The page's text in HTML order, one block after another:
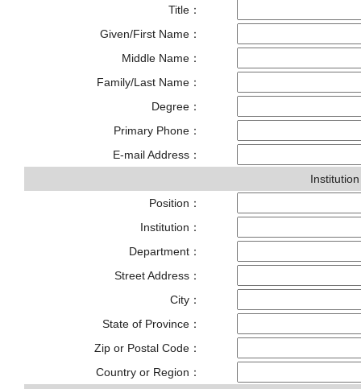
Title：
Given/First Name：
Middle Name：
Family/Last Name：
Degree：
Primary Phone：
E-mail Address：
Position：
Institution：
Department：
Street Address：
City：
State of Province：
Zip or Postal Code：
Country or Region：